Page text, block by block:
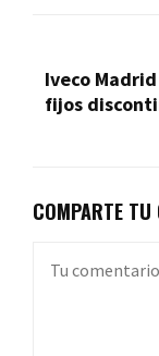
Iveco
fijos
COMPARTE TU